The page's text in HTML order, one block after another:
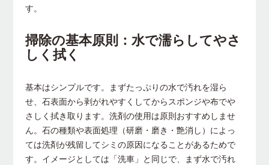
す。
掃除の基本原則：水で濡らしてやさ
しく拭く
基本はシンプルです。まずたっぷりの水で汚れを湿ら
せ、石表面から剥がれやすくしてからスポンジや布でや
さしく拭き取ります。洗剤の使用は原則おすすめしませ
ん。石の種類や表面処理（研磨・磨き・艶消し）によっ
ては洗剤が残留してシミの原因になることがあるためで
す。イメージとしては「洗車」と同じで、まず水で汚れ